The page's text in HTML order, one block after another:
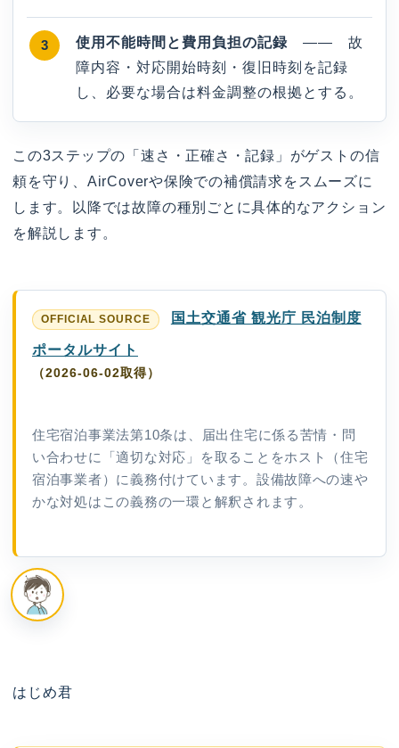
使用不能時間と費用負担の記録 —— 故
障内容・対応開始時刻・復旧時刻を記録
し、必要な場合は料金調整の根拠とする。
この3ステップの「速さ・正確さ・記録」がゲストの信
頼を守り、AirCoverや保険での補償請求をスムーズに
します。以降では故障の種別ごとに具体的なアクション
を解説します。
国土交通省 観光庁 民泊制度
ポータルサイト
（2026-06-02取得）
住宅宿泊事業法第10条は、届出住宅に係る苦情・問
い合わせに「適切な対応」を取ることをホスト（住宅
宿泊事業者）に義務付けています。設備故障への速や
かな対処はこの義務の一環と解釈されます。
はじめ君